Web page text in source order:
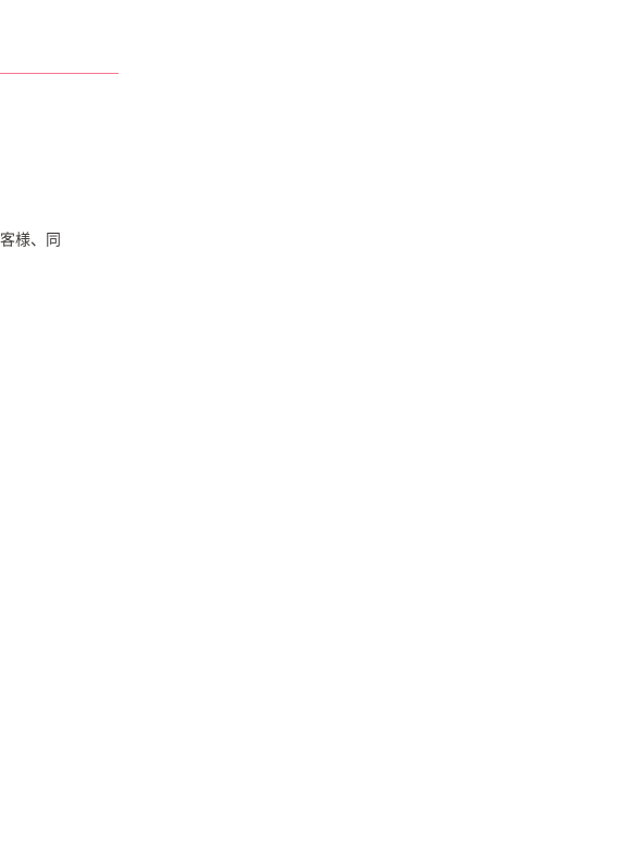
様、同